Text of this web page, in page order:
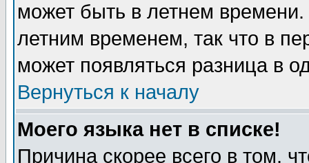
может быть в летнем
летним временем, так что в
может появляться разница в
Вернуться к началу
Моего языка нет в списке!
Причина скорее всего в том,